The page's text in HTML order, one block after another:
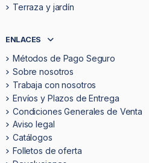
Terraza y jardín
ENLACES
Métodos de Pago Seguro
Sobre nosotros
Trabaja con nosotros
Envíos y Plazos de Entrega
Condiciones Generales de Venta
Aviso legal
Catálogos
Folletos de oferta